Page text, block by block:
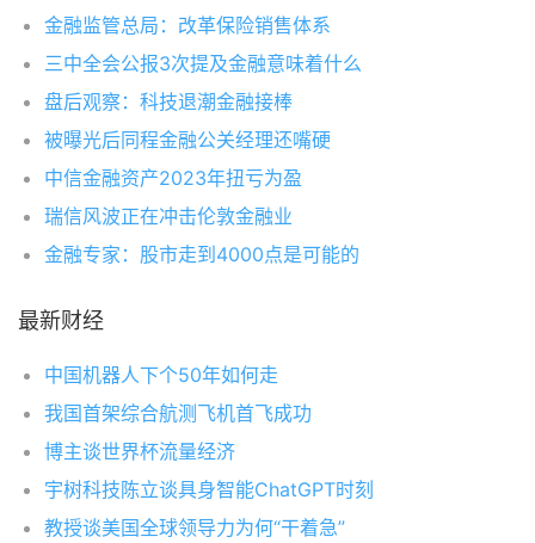
金融监管总局：改革保险销售体系
三中全会公报3次提及金融意味着什么
盘后观察：科技退潮金融接棒
被曝光后同程金融公关经理还嘴硬
中信金融资产2023年扭亏为盈
瑞信风波正在冲击伦敦金融业
金融专家：股市走到4000点是可能的
最新财经
中国机器人下个50年如何走
我国首架综合航测飞机首飞成功
博主谈世界杯流量经济
宇树科技陈立谈具身智能ChatGPT时刻
教授谈美国全球领导力为何“干着急”